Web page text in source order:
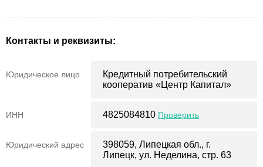
Контакты и реквизиты:
Юридическое лицо
Кредитный потребительский
кооператив «Центр Капитал»
ИНН 4825084810 Проверить
Юридический адрес
398059, Липецкая обл., г.
Липецк, ул. Неделина, стр. 63